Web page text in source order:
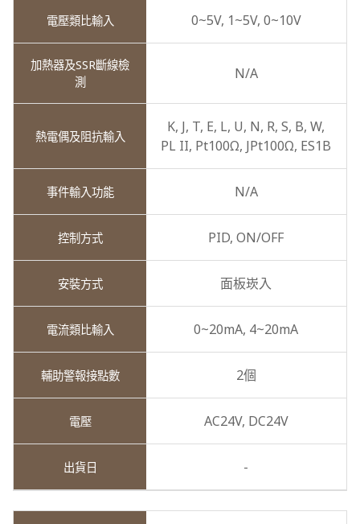
0~5V, 1~5V, 0~10V
N/A
K, J, T, E, L, U, N, R,S, B,W,
PL II, Pt100Ω, JPt100Ω, ES1B
N/A
PID,ON/OFF
面板崁入
0~20mA, 4~20mA
2個
AC24V, DC24V
-